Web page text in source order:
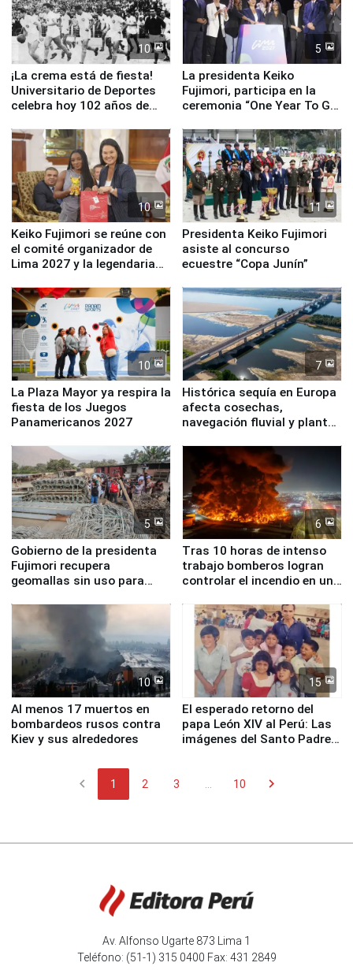
10
¡La crema está de fiesta!
Universitario de Deportes
celebra hoy 102 años de
5
La presidenta Keiko
Fujimori, participa en la
ceremonia “One Year To Go
10
Keiko Fujimori se reúne con
el comité organizador de
Lima 2027 y la legendaria
11
Presidenta Keiko Fujimori
asiste al concurso
ecuestre “Copa Junín”
10
La Plaza Mayor ya respira la
fiesta de los Juegos
Panamericanos 2027
7
Histórica sequía en Europa
afecta cosechas,
navegación fluvial y plantas
5
Gobierno de la presidenta
Fujimori recupera
geomallas sin uso para
Fenómeno El Niño
6
Tras 10 horas de intenso
trabajo bomberos logran
controlar el incendio en una
de Chile
10
Al menos 17 muertos en
bombardeos rusos contra
Kiev y sus alrededores
15
El esperado retorno del
papa León XIV al Perú: Las
imágenes del Santo Padre
chevron_left 1 2 3 10 chevron_right
Av. Alfonso Ugarte 873 Lima 1
Teléfono: (51-1) 315 0400 Fax: 431 2849